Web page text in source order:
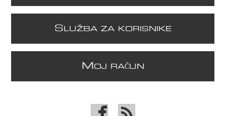
S LUŽBA ZA KORISNIKE
M OJ RAČUN